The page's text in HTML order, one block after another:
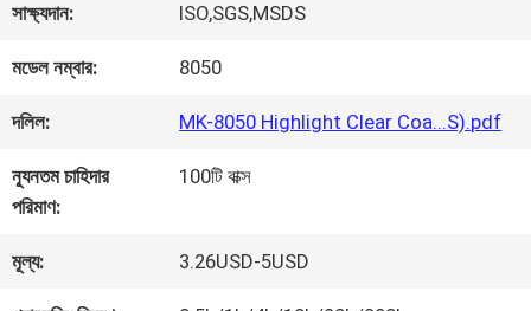
আমাদের
সম্পর্কে
কারখানা
সাক্ষ্যদান: ISO,SGS,MSDS
মডেল নম্বার: 8050
দলিল: MK-8050 Highlight Clear Coa...S).pdf
ন্যূনতম চাহিদার
পরিমাণ:
100টি বাক্স
মূল্য: 3.26USD-5USD